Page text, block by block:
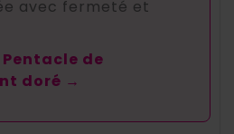
avec fermeté et
de
doré →